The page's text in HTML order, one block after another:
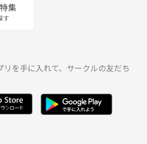
集
す
リを手に入れて、サークルの友だち